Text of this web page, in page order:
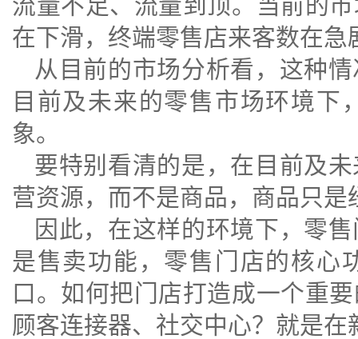
在下滑，终端零售店来客数在急
从目前的市场分析看，这种
目前及未来的零售市场环境下
象。
要特别看清的是，在目前及
营资源，而不是商品，商品只
因此，在这样的环境下，零
是售卖功能，零售门店的核心
口。如何把门店打造成一个重
顾客连接器、社交中心？就是在